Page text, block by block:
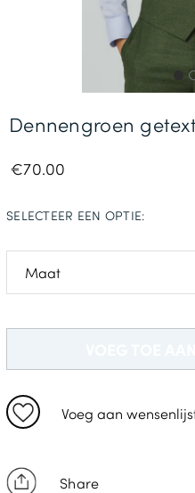
€70.00
Voeg aan
Share
Dennengroen
L: 107-112cm
XL: 117-122cm
3XL: 137-142cm
SELECTEER EEN OPTIE: